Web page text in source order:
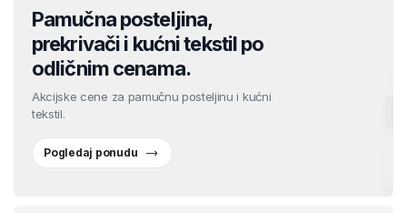
Pamučna posteljina,
prekrivači i kućni tekstil po
odličnim cenama.
Akcijske cene za pamučnu posteljinu i kućni
tekstil.
Pogledaj ponudu